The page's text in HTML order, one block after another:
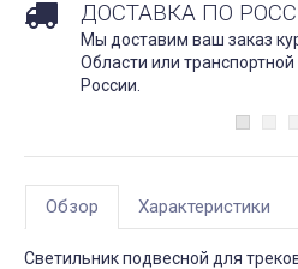
ДОСТАВКА ПО
Мы доставим ваш заказ
Области или
России.
Обзор Характеристики
Светильник подвесной для